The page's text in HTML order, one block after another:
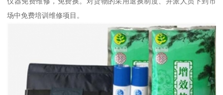
场中免费培训维修项目。